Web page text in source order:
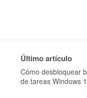
Último artículo
Cómo desbloquear
de tareas Windows